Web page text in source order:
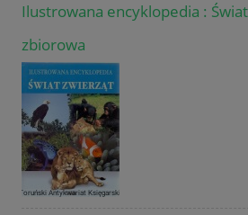
Ilustrowana encyklopedia :
zbiorowa